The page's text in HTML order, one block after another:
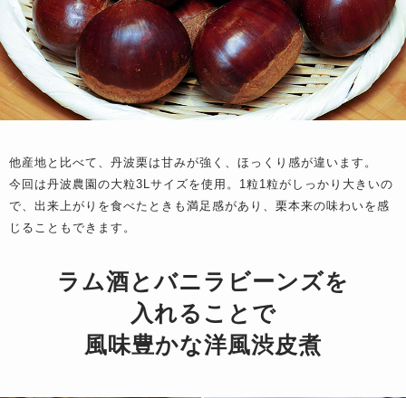
他産地と比べて、丹波栗は甘みが強く、ほっくり感が違います。
今回は丹波農園の大粒3Lサイズを使用。1粒1粒がしっかり大きいの
で、出来上がりを食べたときも満足感があり、栗本来の味わいを感
じることもできます。
ラム酒とバニラビーンズを
入れることで
風味豊かな洋風渋皮煮